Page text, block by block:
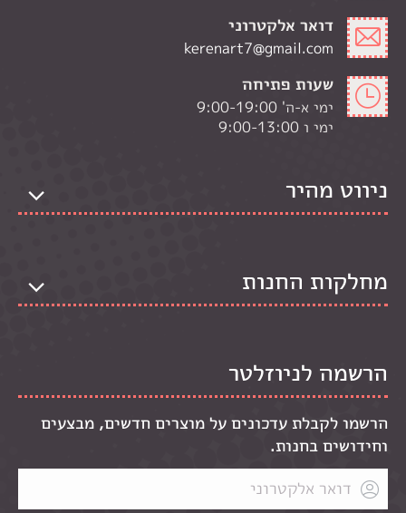
דואר אלקטרוני
kerenart7@gmail.com
שעות פתיחה
ימי א-ה' 9:00-19:00
ימי ו 9:00-13:00
ניווט מהיר
מחלקות החנות
הרשמה לניוזלטר
הרשמו לקבלת עדכונים על מוצרים חדשים, מבצעים
וחידושים בחנות.